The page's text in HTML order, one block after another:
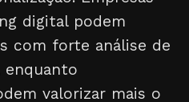
digital podem
com forte análise de
enquanto
valorizar mais o